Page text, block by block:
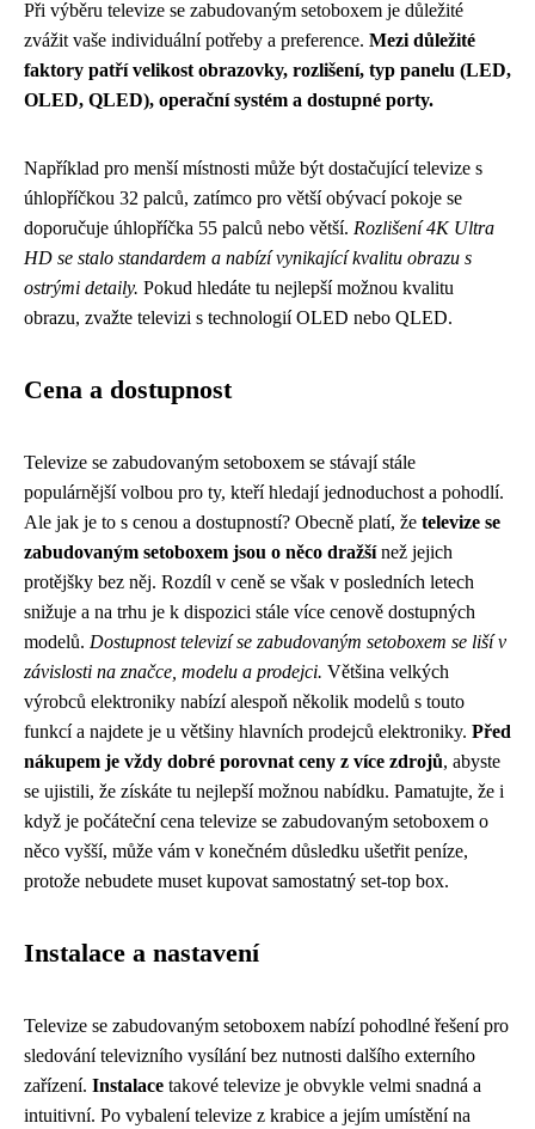
Při výběru televize se zabudovaným setoboxem je důležité
zvážit vaše individuální potřeby a preference. Mezi důležité
faktory patří velikost obrazovky, rozlišení, typ panelu (LED,
OLED, QLED), operační systém a dostupné porty.
Například pro menší místnosti může být dostačující televize s
úhlopříčkou 32 palců, zatímco pro větší obývací pokoje se
doporučuje úhlopříčka 55 palců nebo větší. Rozlišení 4K Ultra
HD se stalo standardem a nabízí vynikající kvalitu obrazu s
ostrými detaily. Pokud hledáte tu nejlepší možnou kvalitu
obrazu, zvažte televizi s technologií OLED nebo QLED.
Cena a dostupnost
Televize se zabudovaným setoboxem se stávají stále
populárnější volbou pro ty, kteří hledají jednoduchost a pohodlí.
Ale jak je to s cenou a dostupností? Obecně platí, že televize se
zabudovaným setoboxem jsou o něco dražšínež jejich
protějšky bez něj. Rozdíl v ceně se však v posledních letech
snižuje a na trhu je k dispozici stále více cenově dostupných
modelů. Dostupnost televizí se zabudovaným setoboxem se liší v
závislosti na značce, modelu a prodejci. Většina velkých
výrobců elektroniky nabízí alespoň několik modelů s touto
funkcí a najdete je u většiny hlavních prodejců elektroniky. Před
nákupem je vždy dobré porovnat ceny z více zdrojů, abyste
se ujistili, že získáte tu nejlepší možnou nabídku. Pamatujte, že i
když je počáteční cena televize se zabudovaným setoboxem o
něco vyšší, může vám v konečném důsledku ušetřit peníze,
protože nebudete muset kupovat samostatný set-top box.
Instalace a nastavení
Televize se zabudovaným setoboxem nabízí pohodlné řešení pro
sledování televizního vysílání bez nutnosti dalšího externího
zařízení. Instalace takové televize je obvykle velmi snadná a
intuitivní. Po vybalení televize z krabice a jejím umístění na